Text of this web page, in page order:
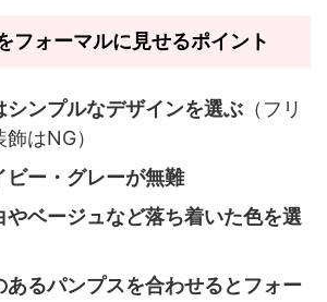
フォーマルに見せるポイント
シンプルなデザインを選ぶ （フリ
はNG）
ビー・グレーが無難
やベージュなど落ち着いた色を選
あるパンプスを合わせるとフォー